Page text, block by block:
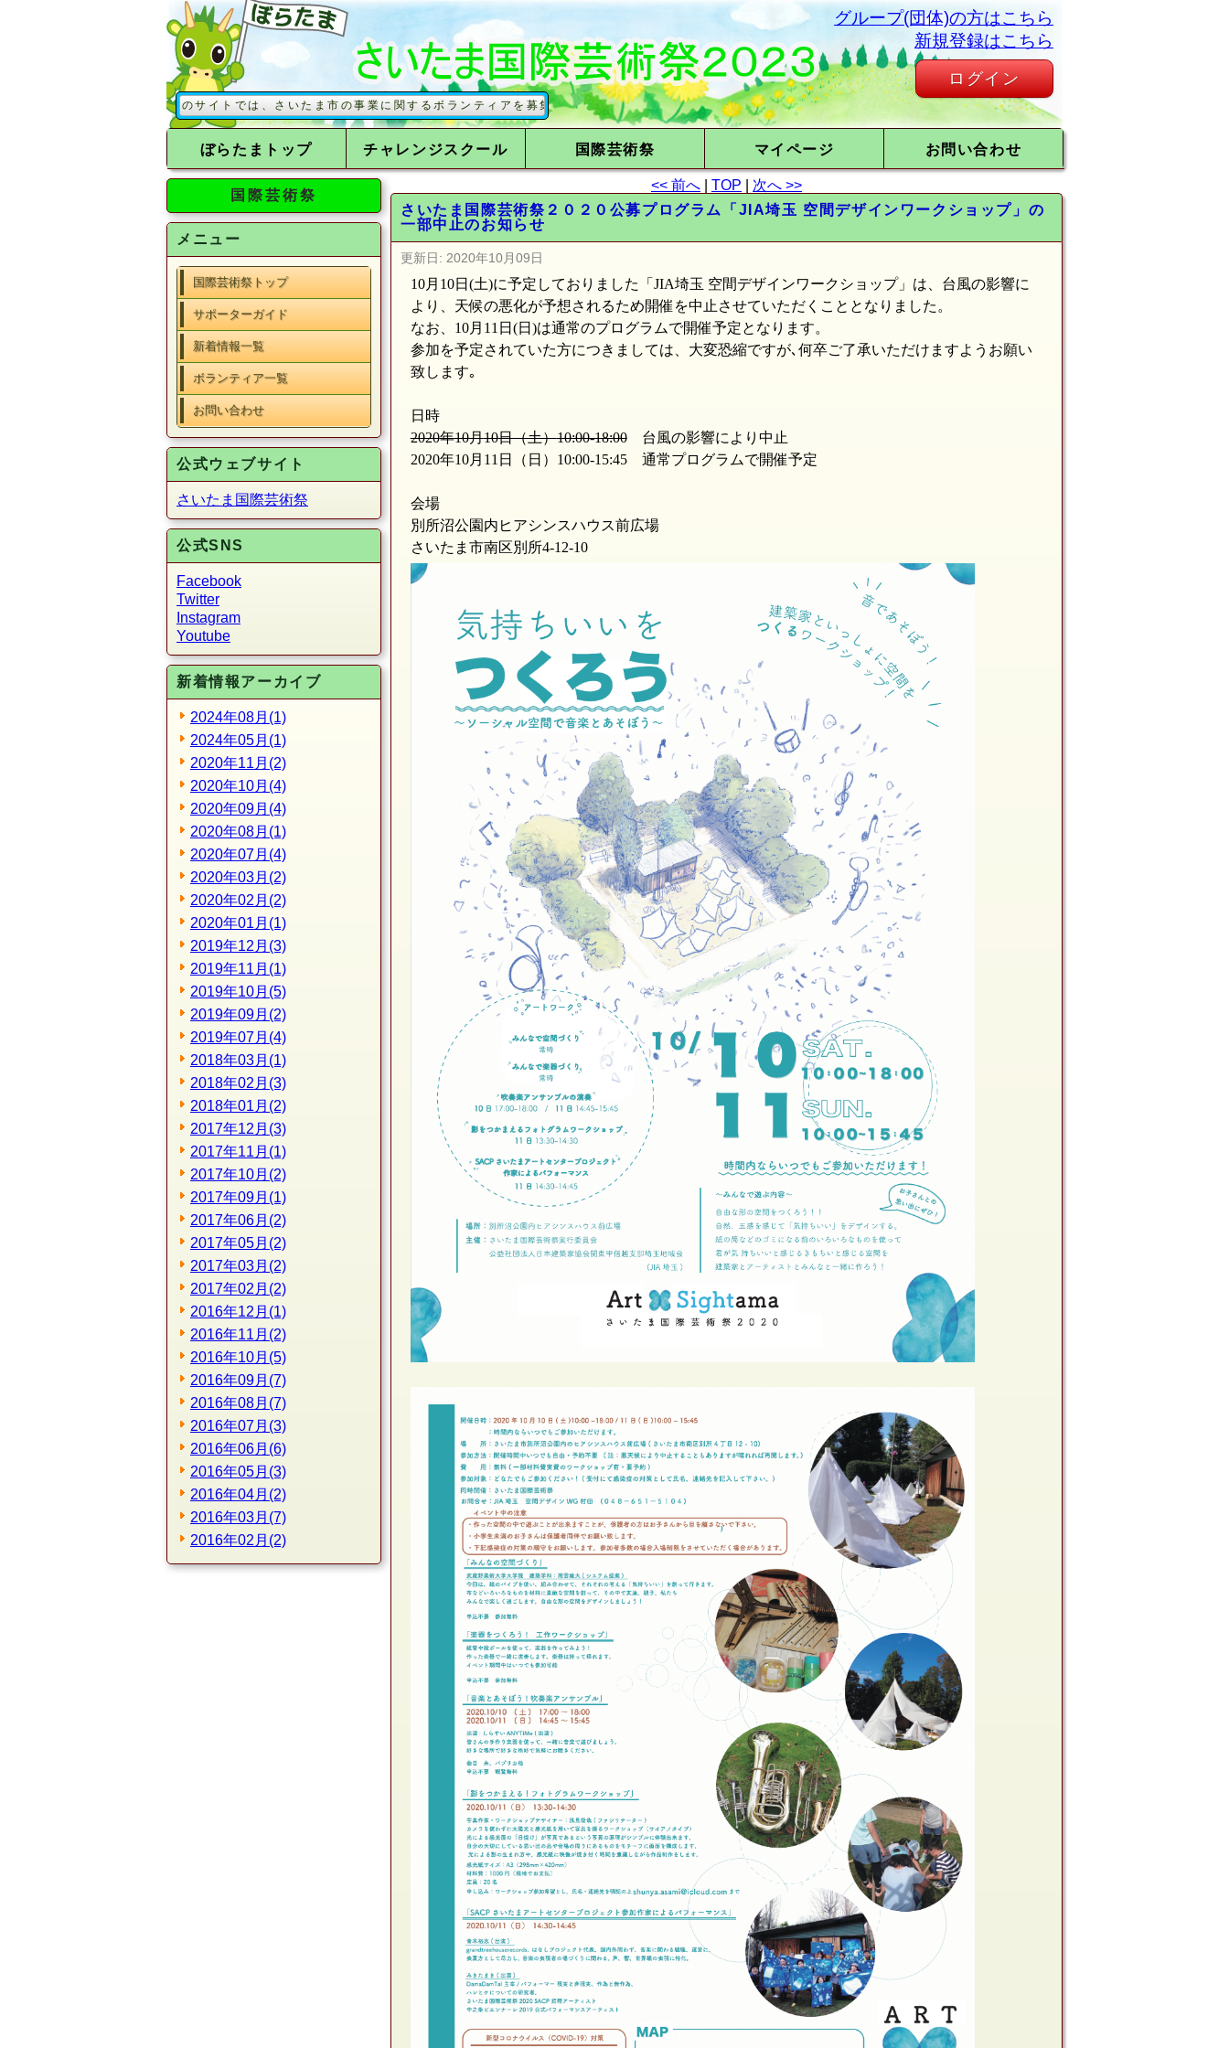
このサイトでは、さいたま市の事業に関するボランティアを募集しています
グループ(団体)の方はこちら
新規登録はこちら
ログイン
ぼらたまトップ チャレンジスクール 国際芸術祭 マイページ お問い合わせ
国際芸術祭
メニュー
国際芸術祭トップ
サポーターガイド
新着情報一覧
ボランティア一覧
お問い合わせ
公式ウェブサイト
さいたま国際芸術祭
公式SNS
Facebook
Twitter
Instagram
Youtube
新着情報アーカイブ
2024年08月(1)
2024年05月(1)
2020年11月(2)
2020年10月(4)
2020年09月(4)
2020年08月(1)
2020年07月(4)
2020年03月(2)
2020年02月(2)
2020年01月(1)
2019年12月(3)
2019年11月(1)
2019年10月(5)
2019年09月(2)
2019年07月(4)
2018年03月(1)
2018年02月(3)
2018年01月(2)
2017年12月(3)
2017年11月(1)
2017年10月(2)
2017年09月(1)
2017年06月(2)
2017年05月(2)
2017年03月(2)
2017年02月(2)
2016年12月(1)
2016年11月(2)
2016年10月(5)
2016年09月(7)
2016年08月(7)
2016年07月(3)
2016年06月(6)
2016年05月(3)
2016年04月(2)
2016年03月(7)
2016年02月(2)
<< 前へ TOP
次へ >>
さいたま国際芸術祭２０２０公募プログラム「JIA埼玉 空間デザインワークショップ」の
一部中止のお知らせ
更新日: 2020年10月09日
10月 10日 (土)に予定しておりました「 JIA埼玉 空間デザインワークショップ」は、台風の影響に
より、天候の悪化が予想されるため開催を中止させていただくこととなりました。
なお、 10月 11 日 (日 )は通常のプログラムで開催予定となります。
参加を予定されていた方につきましては、大変恐縮ですが､何卒ご了承いただけますようお願い
致します｡
日時
2020年10月10日（土）10:00-18:00台風の影響により中止
2020年10月 11 日（日） 10:00-15:45通常プログラムで開催予定
会場
別所沼公園内ヒアシンスハウス前広場
さいたま市南区別所4-12-10